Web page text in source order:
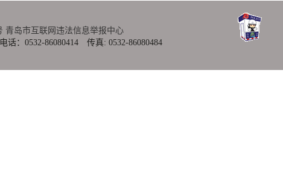
青岛市互联网违法信息举报中心
：0532-86080414 传真: 0532-86080484